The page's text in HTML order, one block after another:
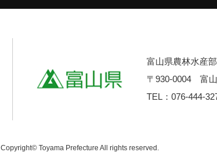
富山県農林水産
〒930-0004 富
TEL：076-444-
Copyright© Toyama Prefecture All rights reserved.